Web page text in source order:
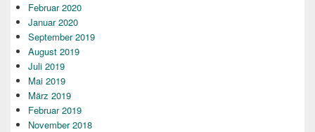
Februar 2020
Januar 2020
September 2019
August 2019
Juli 2019
Mai 2019
März 2019
Februar 2019
November 2018